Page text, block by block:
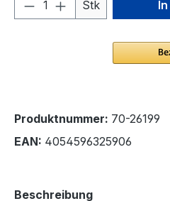
Stk
Produktnummer: 70-26199
EAN: 4054596325906
Beschreibung